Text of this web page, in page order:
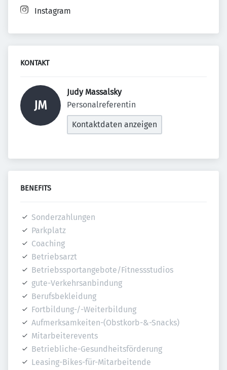
Instagram
KONTAKT
JM
Judy Massalsky
Personalreferentin
Kontaktdaten anzeigen
BENEFITS
Sonderzahlungen
Parkplatz
Coaching
Betriebsarzt
Betriebssportangebote/Fitnessstudios
gute-Verkehrsanbindung
Berufsbekleidung
Fortbildung-/-Weiterbildung
Aufmerksamkeiten-(Obstkorb-&-Snacks)
Mitarbeiterevents
Betriebliche-Gesundheitsförderung
Leasing-Bikes-für-Mitarbeitende